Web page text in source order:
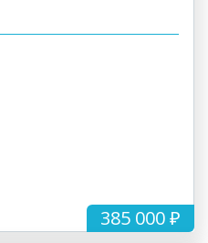
385 000 ₽